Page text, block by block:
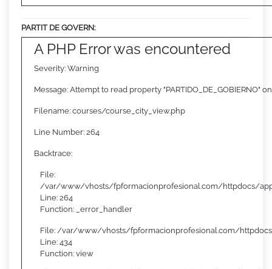
PARTIT DE GOVERN:
A PHP Error was encountered
Severity: Warning
Message: Attempt to read property "PARTIDO_DE_GOBIERNO"
Filename: courses/course_city_view.php
Line Number: 264
Backtrace:
File:
/var/www/vhosts/fpformacionprofesional.com/httpdocs/
Line: 264
Function: _error_handler
File: /var/www/vhosts/fpformacionprofesional.com/
Line: 434
Function: view